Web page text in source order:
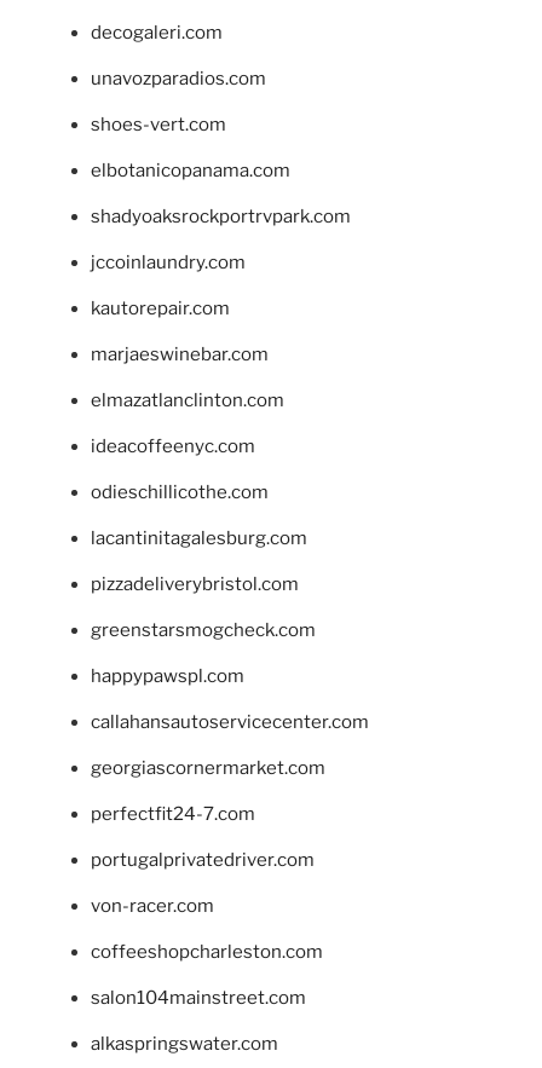
decogaleri.com
unavozparadios.com
shoes-vert.com
elbotanicopanama.com
shadyoaksrockportrvpark.com
jccoinlaundry.com
kautorepair.com
marjaeswinebar.com
elmazatlanclinton.com
ideacoffeenyc.com
odieschillicothe.com
lacantinitagalesburg.com
pizzadeliverybristol.com
greenstarsmogcheck.com
happypawspl.com
callahansautoservicecenter.com
georgiascornermarket.com
perfectfit24-7.com
portugalprivatedriver.com
von-racer.com
coffeeshopcharleston.com
salon104mainstreet.com
alkaspringswater.com